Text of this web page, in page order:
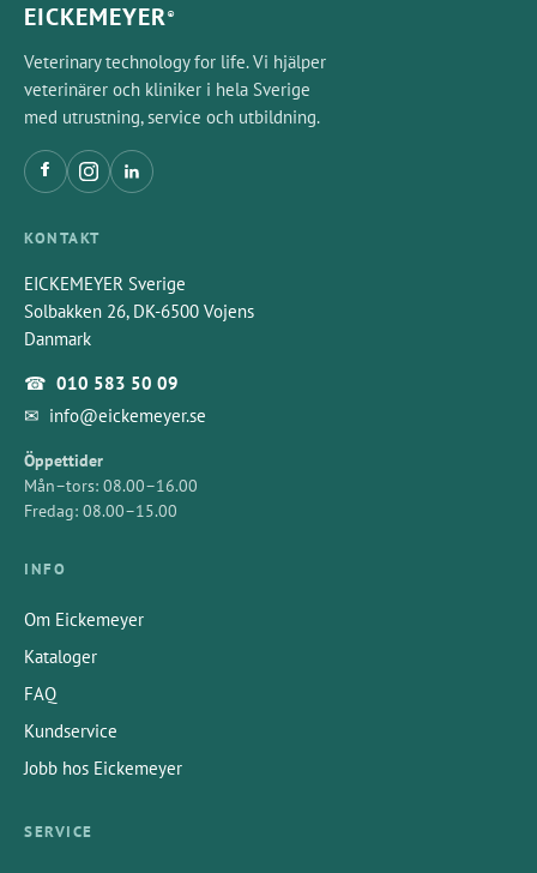
EICKEMEYER®
Veterinary technology for life. Vi hjälper
veterinärer och kliniker i hela Sverige
med utrustning, service och utbildning.
KONTAKT
EICKEMEYER Sverige
Solbakken 26, DK-6500 Vojens
Danmark
☎ 010 583 50 09
✉ info@eickemeyer.se
Öppettider
Mån–tors: 08.00–16.00
Fredag: 08.00–15.00
INFO
Om Eickemeyer
Kataloger
FAQ
Kundservice
Jobb hos Eickemeyer
SERVICE